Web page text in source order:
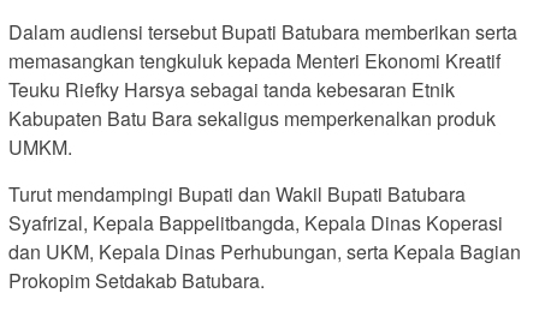
Dalam audiensi tersebut Bupati Batubara memberikan serta
memasangkan tengkuluk kepada Menteri Ekonomi Kreatif
Teuku Riefky Harsya sebagai tanda kebesaran Etnik
Kabupaten Batu Bara sekaligus memperkenalkan produk
UMKM.
Turut mendampingi Bupati dan Wakil Bupati Batubara
Syafrizal, Kepala Bappelitbangda, Kepala Dinas Koperasi
dan UKM, Kepala Dinas Perhubungan, serta Kepala Bagian
Prokopim Setdakab Batubara.